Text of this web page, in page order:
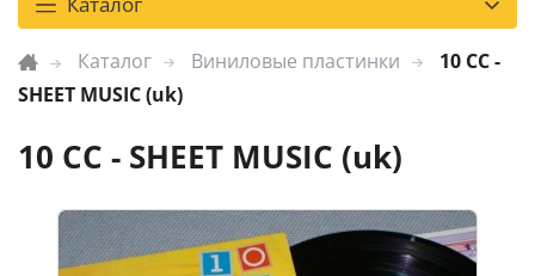
Каталог Виниловые пластинки
10 CC -
SHEET MUSIC (uk)
10 CC - SHEET MUSIC (uk)